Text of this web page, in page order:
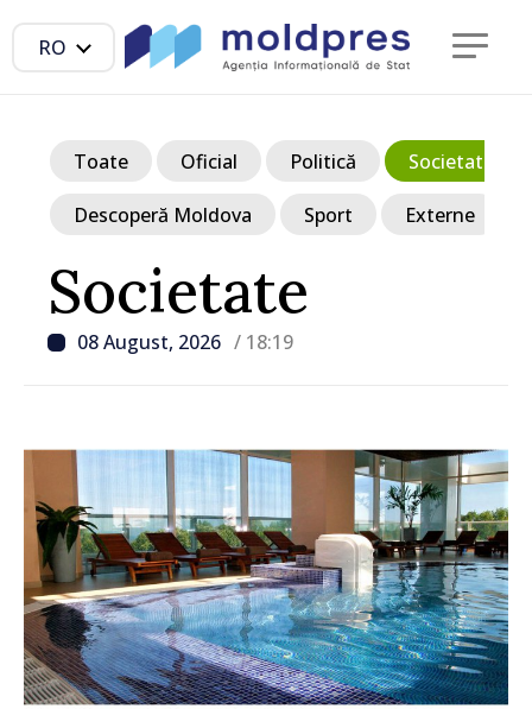
RO
Societate
08 August, 2026 / 18:19
Toate Oficial Politică Societate
Descoperă Moldova Sport Externe